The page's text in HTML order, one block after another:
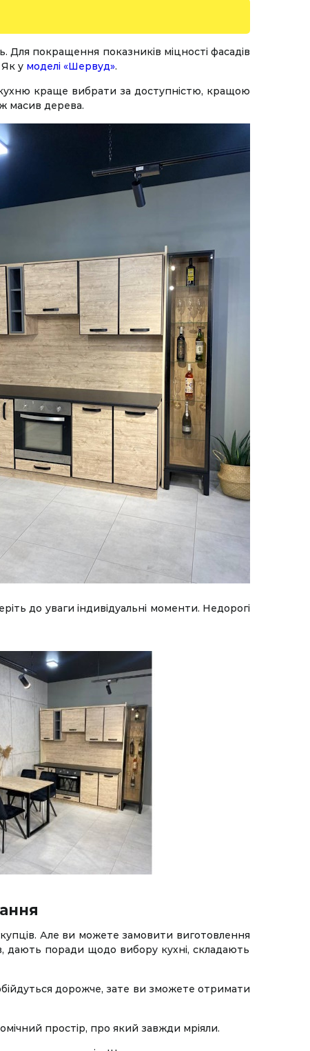
Для покращення показників міцності фасадів
Як у моделі «Шервуд».
краще вибрати за доступністю, кращою
масив дерева.
до уваги індивідуальні моменти. Недорогі
Але ви можете замовити виготовлення
дають поради щодо вибору кухні, складають
дорожче, зате ви зможете отримати
простір, про який завжди мріяли.